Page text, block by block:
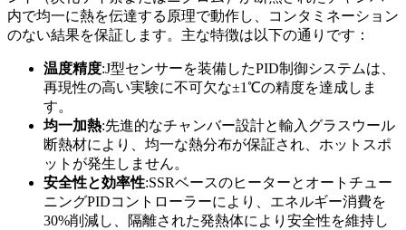
内で均一に熱を伝達する原理で動作し、コンタミネーション
のない結果を保証します。主な特徴は以下の通りです：
温度精度:J型センサーを装備したPID制御システムは、
再現性の高い実験に不可欠な±1℃の精度を達成しま
す。
均一加熱:先進的なチャンバー設計と輸入グラスウール
断熱材により、均一な熱分布が保証され、ホットスポ
ットが発生しません。
安全性と効率性:SSRベースのヒーターとオートチュー
ニングPIDコントローラーにより、エネルギー消費を
30%削減し、隔離された発熱体により安全性を維持し